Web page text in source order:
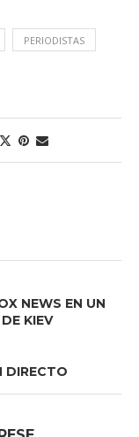
PERIODISTAS
NEWS EN UN
KIEV
DIRECTO